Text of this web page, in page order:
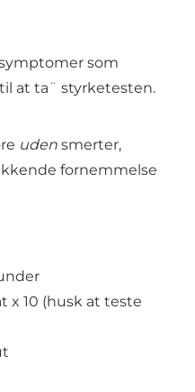
som
at ta¨ styrketesten.
udensmerter,
fornemmelse
x 10 (husk at teste